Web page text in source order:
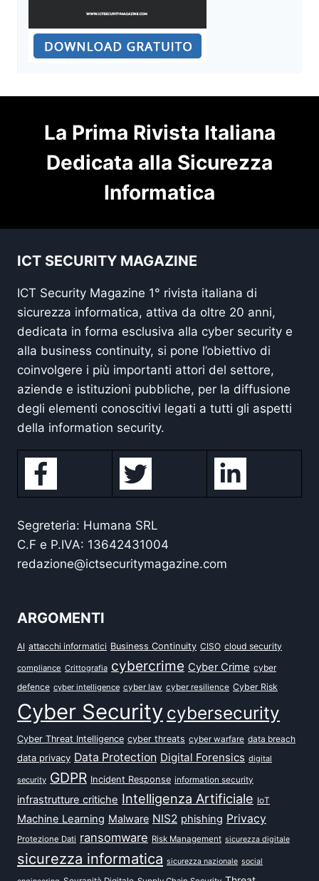
La Prima Rivista Italiana
Dedicata alla Sicurezza
Informatica
ICT SECURITY MAGAZINE
ICT Security Magazine 1° rivista italiana di
sicurezza informatica, attiva da oltre 20 anni,
dedicata in forma esclusiva alla cyber security e
alla business continuity, si pone l’obiettivo di
coinvolgere i più importanti attori del settore,
aziende e istituzioni pubbliche, per la diffusione
degli elementi conoscitivi legati a tutti gli aspetti
della information security.
Segreteria: Humana SRL
C.F e P.IVA: 13642431004
redazione@ictsecuritymagazine.com
ARGOMENTI
AI attacchi informatici Business Continuity CISO cloud security
compliance Crittografia cybercrime Cyber Crime cyber
defence cyber intelligence cyber law cyber resilience Cyber Risk
Cyber Security cybersecurity
Cyber Threat Intelligence cyber threats cyber warfare data breach
data privacy Data Protection Digital Forensics digital
security GDPR Incident Response information security
infrastrutture critiche Intelligenza Artificiale IoT
Machine Learning Malware NIS2 phishing Privacy
Protezione Dati ransomware Risk Management sicurezza digitale
sicurezza informatica sicurezza nazionale social